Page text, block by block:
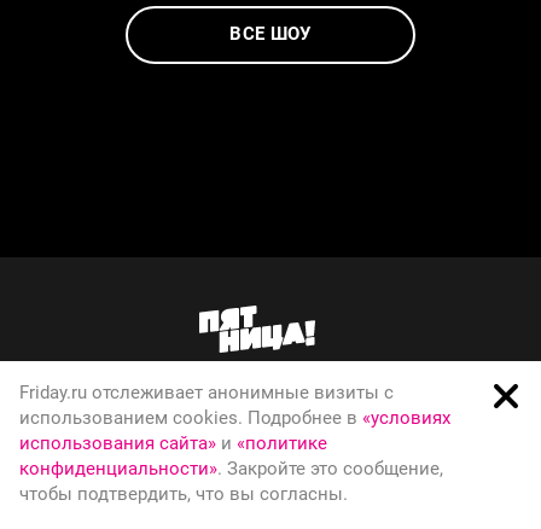
ВСЕ ШОУ
О телеканале
Вакансии
Правовая информация
Friday.ru отслеживает анонимные визиты с
использованием cookies. Подробнее в «условиях
использования сайта» и «политике
конфиденциальности». Закройте это сообщение,
чтобы подтвердить, что вы согласны.